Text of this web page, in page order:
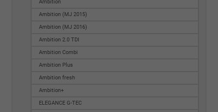
Ambition
Ambition (MJ 2015)
Ambition (MJ 2016)
Ambition 2.0 TDI
Ambition Combi
Ambition Plus
Ambition fresh
Ambition+
ELEGANCE G-TEC